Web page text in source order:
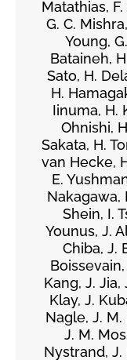
Matathias,
G. C.
Young,
Bataineh,
Sato, H.
H.
Iinuma, H.
Ohnishi,
Sakata, H.
van Hecke,
E.
Nakagawa,
Shein, I.
Younus, J.
Chiba, J.
Boissevain,
Kang, J. Jia,
Klay, J.
Nagle, J.
J. M.
Nystrand, J.